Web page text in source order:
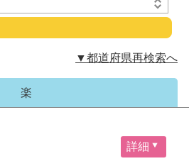
▼都道府県再検索へ
楽
詳細